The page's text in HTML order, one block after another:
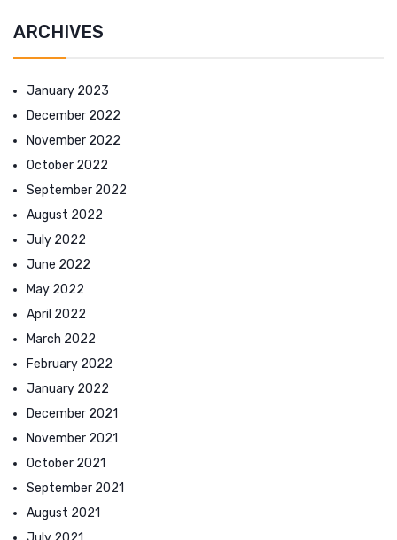
ARCHIVES
January 2023
December 2022
November 2022
October 2022
September 2022
August 2022
July 2022
June 2022
May 2022
April 2022
March 2022
February 2022
January 2022
December 2021
November 2021
October 2021
September 2021
August 2021